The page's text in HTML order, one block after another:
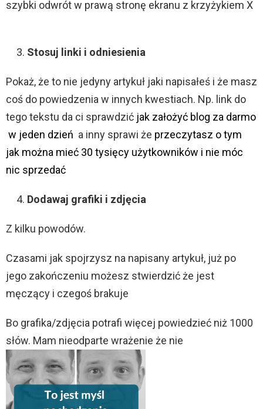
szybki odwrót w prawą stronę ekranu z krzyżykiem X
Stosuj linki i odniesienia
Pokaż, że to nie jedyny artykuł jaki napisałeś i że masz
coś do powiedzenia w innych kwestiach. Np. link do
tego tekstu da ci sprawdzić jak założyć blog za darmo
w jeden dzień a inny sprawi że przeczytasz o tym
jak można mieć 30 tysięcy użytkowników i nie móc
nic sprzedać
Dodawaj grafiki i zdjęcia
Z kilku powodów.
Czasami jak spojrzysz na napisany artykuł, już po
jego zakończeniu możesz stwierdzić że jest
męczący i czegoś brakuje
Bo grafika/zdjęcia potrafi więcej powiedzieć niż 1000
słów. Mam nieodparte wrażenie że nie